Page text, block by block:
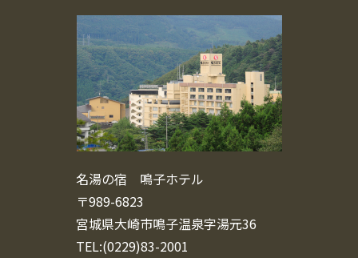
名湯の宿 鳴子ホテル
〒989-6823
宮城県大崎市鳴子温泉字湯元36
TEL:(0229)83-2001